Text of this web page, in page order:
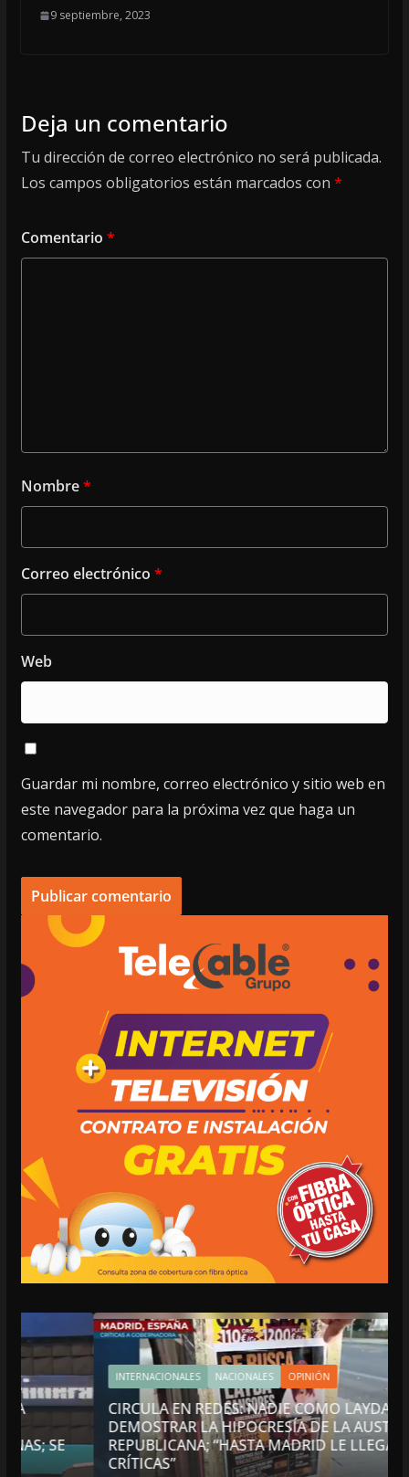
9 septiembre, 2023
Deja un comentario
Tu dirección de correo electrónico no será publicada.
Los campos obligatorios están marcados con *
Comentario *
Nombre*
Correo electrónico *
Web
Guardar mi nombre, correo electrónico y sitio web en
este navegador para la próxima vez que haga un
comentario.
INTERNACIONALES NACIONALES OPINIÓN
CIRCULA EN REDES: NADIE COMO LAYDA PARA
DEMOSTRAR LA HIPOCRESÍA DE LA AUSTERIDAD
REPUBLICANA; “HASTA MADRID LE LLEGAN LAS
CRÍTICAS”